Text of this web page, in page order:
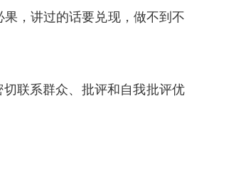
，讲过的话要兑现，做不到不
联系群众、批评和自我批评优